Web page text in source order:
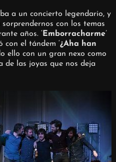
a un concierto legendario, y
con los temas
años. ‘ Emborracharme’
con el tándem ‘¿Aha han
ello con un gran nexo como
de las joyas que nos deja